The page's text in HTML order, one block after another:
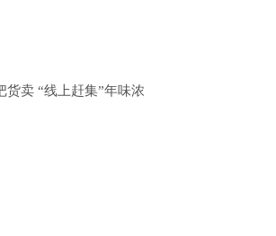
货卖 “线上赶集”年味浓